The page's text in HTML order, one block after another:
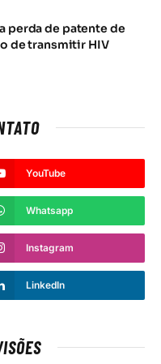
perda de patente de
de transmitir HIV
YouTube
Whatsapp
Instagram
LinkedIn